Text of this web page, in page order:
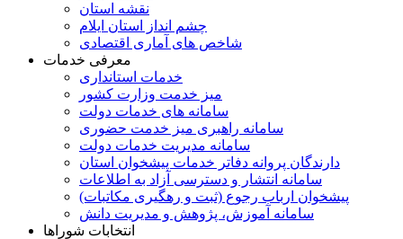
نقشه استان
چشم انداز استان ایلام
شاخص های آماری اقتصادی
معرفی خدمات
خدمات استانداری
میز خدمت وزارت کشور
سامانه های خدمات دولت
سامانه راهبری میز خدمت حضوری
سامانه مدیریت خدمات دولت
دارندگان پروانه دفاتر خدمات پیشخوان استان
سامانه انتشار و دسترسی آزاد به اطلاعات
پیشخوان ارباب رجوع (ثبت و رهگیری مکاتبات)
سامانه آموزش، پژوهش و مدیریت دانش
انتخابات شوراها